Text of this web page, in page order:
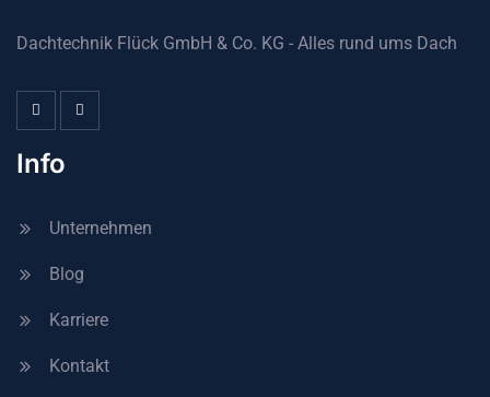
Dachtechnik Flück GmbH & Co. KG - Alles rund ums Dach
Info
Unternehmen
Blog
Karriere
Kontakt